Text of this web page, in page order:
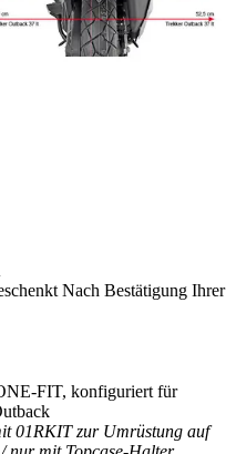
Nach Bestätigung Ihrer
FIT, konfiguriert für
01RKIT zur Umrüstung auf